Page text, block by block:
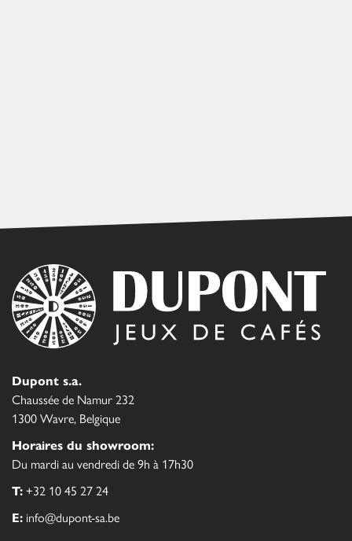
Dupont s.a.
Chaussée de Namur 232
1300 Wavre, Belgique
Horaires du showroom:
Du mardi au vendredi de 9h à 17h30
T: +32 10 45 27 24
E: info@dupont-sa.be